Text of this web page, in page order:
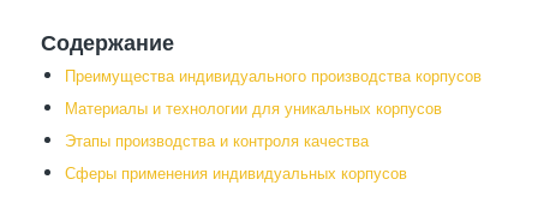
Содержание
Преимущества индивидуального производства корпусов
Материалы и технологии для уникальных корпусов
Этапы производства и контроля качества
Сферы применения индивидуальных корпусов